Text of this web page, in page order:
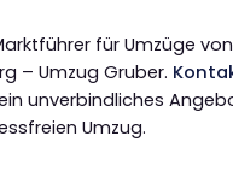
für Umzüge
– Umzug Gruber.
unverbindliches
Umzug.